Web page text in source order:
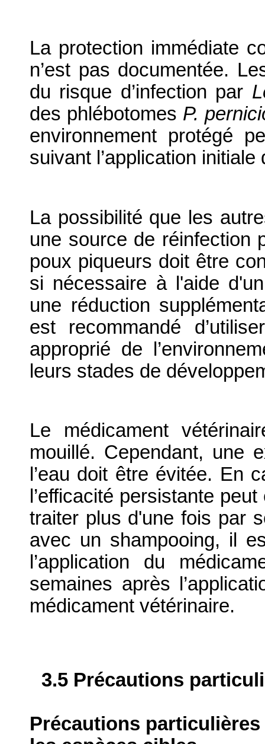
La protection immédiate
n’est pas documentée.
du risque d’infection par
des phlébotomes P.
environnement protégé
suivant l’application initiale
La possibilité que les
une source de réinfection
poux piqueurs doit être
si nécessaire à l'aide
une réduction
est recommandé
approprié de
leurs stades de
Le médicament
mouillé. Cependant, une
l’eau doit être évitée. En
l’efficacité persistante
traiter plus d'une fois par
avec un shampooing, il
l’application du
semaines après
médicament vétérinaire.
3.5 Précautions
Précautions